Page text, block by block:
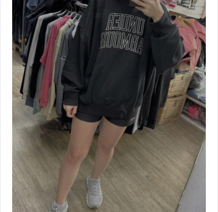
【ASICS、adidas】女服飾
【ASICS亞瑟士】男慢跑鞋&路跑鞋款
【ASICS亞瑟士】女慢跑&路跑鞋款
【Mizuno】男女款排羽桌球系列商品
【Mizuno】男短袖上衣
【Mizuno】男長袖上衣
【Mizuno】男背心
【Mizuno】男短褲
【Mizuno】男長褲
【Mizuno】男款外套&套裝
【Mizuno】男女款建走鞋